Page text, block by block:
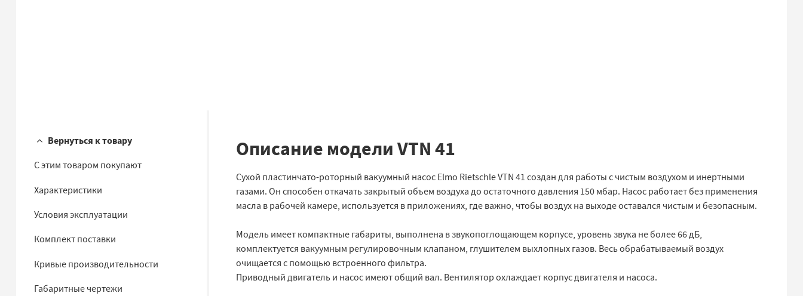
Вернуться к товару
С этим товаром покупают
Характеристики
Условия эксплуатации
Комплект поставки
Кривые производительности
Габаритные чертежи
Описание модели VTN 41
Сухой пластинчато-роторный вакуумный насос Elmo Rietschle VTN 41 создан для работы с чистым воздухом и инертными
газами. Он способен откачать закрытый объем воздуха до остаточного давления 150 мбар. Насос работает без применения
масла в рабочей камере, используется в приложениях, где важно, чтобы воздух на выходе оставался чистым и безопасным.
Модель имеет компактные габариты, выполнена в звукопоглощающем корпусе, уровень звука не более 66 дБ,
комплектуется вакуумным регулировочным клапаном, глушителем выхлопных газов. Весь обрабатываемый воздух
очищается с помощью встроенного фильтра.
Приводный двигатель и насос имеют общий вал. Вентилятор охлаждает корпус двигателя и насоса.